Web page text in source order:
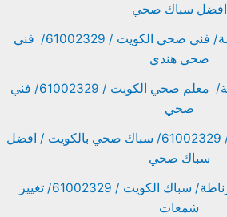
افضل سباك صحي
فني ادوات صحية النهضة/ فني صحي الكويت / 61002329/ فني
صحي هندي
سباك في الكويت الدوحة/ معلم صحي الكويت / 61002329/ فني
صحي
سباك صحي الصليبيخات/ 61002329/ سباك صحي بالكويت / افضل
سباك صحي
رقم سباك بالكويت غرناطة/ سباك الكويت / 61002329/ تغيير
شمعات